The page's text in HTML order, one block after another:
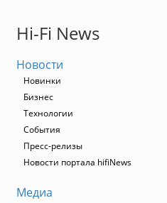
Hi-Fi News
Новости
Новинки
Бизнес
Технологии
События
Пресс-релизы
Новости портала hifiNews
Медиа